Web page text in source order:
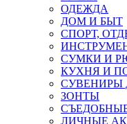
ОДЕЖДА
ДОМ И БЫТ
СПОРТ,
СУМКИ И
КУХНЯ И
ЗОНТЫ
ЛИЧНЫЕ